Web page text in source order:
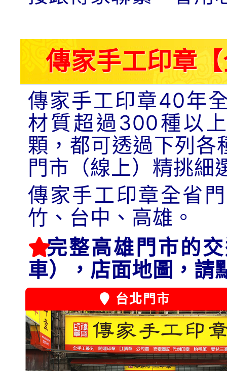
傳家手工印章
傳家手工印章40年
材質超過300種以
顆，都可透過下列各
門市（線上）精挑細
傳家手工印章全省
竹、台中、高雄。
完整高雄門市的
車），店面地圖，請
台北門市